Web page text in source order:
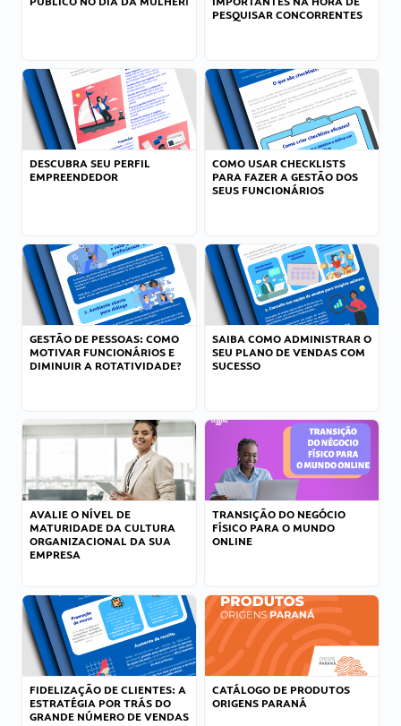
PESQUISAR CONCORRENTES
DESCUBRA SEU PERFIL
EMPREENDEDOR
COMO USAR CHECKLISTS
PARA FAZER A GESTÃO DOS
SEUS FUNCIONÁRIOS
GESTÃO DE PESSOAS: COMO
MOTIVAR FUNCIONÁRIOS E
DIMINUIR A ROTATIVIDADE?
SAIBA COMO ADMINISTRAR O
SEU PLANO DE VENDAS COM
SUCESSO
AVALIE O NÍVEL DE
MATURIDADE DA CULTURA
ORGANIZACIONAL DA SUA
EMPRESA
TRANSIÇÃO DO NEGÓCIO
FÍSICO PARA O MUNDO
ONLINE
FIDELIZAÇÃO DE CLIENTES: A
ESTRATÉGIA POR TRÁS DO
GRANDE NÚMERO DE VENDAS
CATÁLOGO DE PRODUTOS
ORIGENS PARANÁ